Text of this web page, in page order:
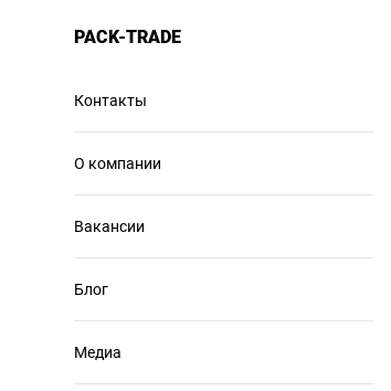
PACK-TRADE
Контакты
О компании
Вакансии
Блог
Медиа